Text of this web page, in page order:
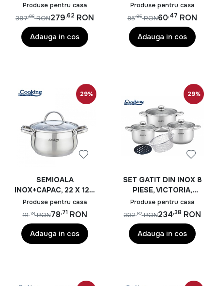
BY HEINNER
Produse pentru casa
279,62 RON
397,06 RON
Adauga in cos
CM, 2.6 L, AMIRA,
COOKING BY HEINNER
Produse pentru casa
60,47 RON
85,85 RON
Adauga in cos
29%
SEMIOALA
INOX+CAPAC, 22 X 12.5
CM, 4.7 L, AMIRA,
COOKING BY HEINNER
Produse pentru casa
78,71 RON
111,78 RON
Adauga in cos
29%
SET GATIT DIN INOX 8
PIESE, VICTORIA,
COOKING BY HEINNER
Produse pentru casa
234,38 RON
332,82 RON
Adauga in cos